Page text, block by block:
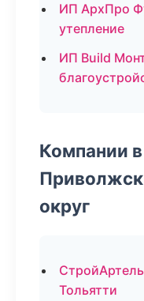
ИП АрхПро
утепление
ИП Build
Компании
округ
Тольятти